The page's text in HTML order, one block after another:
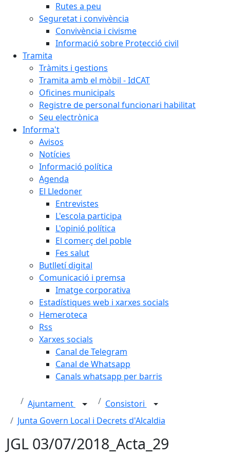
Rutes a peu
Seguretat i convivència
Convivència i civisme
Informació sobre Protecció civil
Tramita
Tràmits i gestions
Tramita amb el mòbil - IdCAT
Oficines municipals
Registre de personal funcionari habilitat
Seu electrònica
Informa't
Avisos
Notícies
Informació política
Agenda
El Lledoner
Entrevistes
L'escola participa
L'opinió política
El comerç del poble
Fes salut
Butlletí digital
Comunicació i premsa
Imatge corporativa
Estadístiques web i xarxes socials
Hemeroteca
Rss
Xarxes socials
Canal de Telegram
Canal de Whatsapp
Canals whatsapp per barris
Ajuntament
Consistori
Junta Govern Local i Decrets d'Alcaldia
JGL 03/07/2018_Acta_29